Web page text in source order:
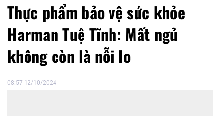
Thực phẩm bảo vệ sức khỏe
Harman Tuệ Tĩnh: Mất ngủ
không còn là nỗi lo
08:57 12/10/2024